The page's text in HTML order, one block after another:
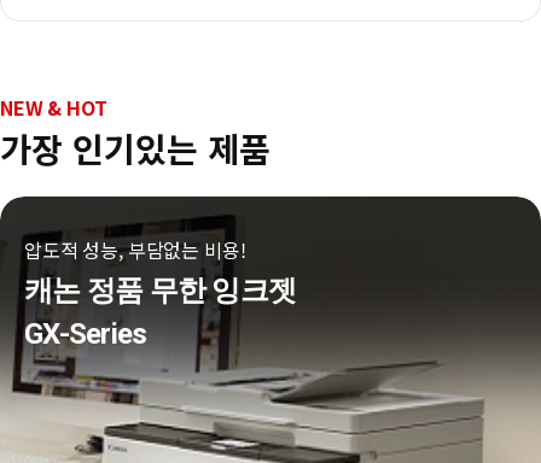
NEW & HOT
가장 인기있는 제품
압도적 성능, 부담없는 비용!
캐논 정품 무한 잉크젯
GX-Series